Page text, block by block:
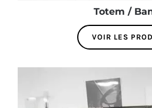
Totem /
VOIR LES